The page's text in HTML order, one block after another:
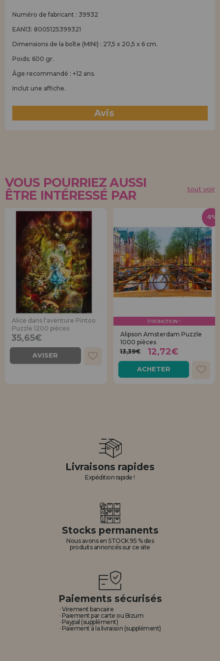
Numéro de fabricant : 39932
EAN13: 8005125399321
Dimensions de la boîte (MINI) : 27,5 x 20,5 x 6 cm.
Poids: 600 gr.
Âge recommandé : +12 ans.
Inclut une affiche.
Avis
VOUS POURRIEZ AUSSI
ÊTRE INTÉRESSÉ PAR
tout voir
Alice dans l'aventure Pintoo
Puzzle 1200 pièces
35,65€
AVISER
PROMOTION !
Alipson Amsterdam Puzzle
1000 pièces
13,39€
12,72€
ACHETER
-5%
Livraisons rapides
Expédition rapide !
Stocks permanents
Nous avons en STOCK 95 % des
produits annoncés sur ce site
Paiements sécurisés
· Virement bancaire
· Paiement par carte ou Bizum
· Paypal (supplément)
· Paiement à la livraison (supplément)